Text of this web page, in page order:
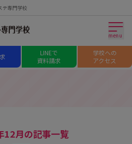
テ専門学校
menu
LINEで
資料請求
学校への
アクセス
12月の記事一覧